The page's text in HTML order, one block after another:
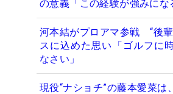
の意義「この経験が強みにな
河本結がプロアマ参戦 “後
スに込めた思い「ゴルフに
なさい」
現役“ナショチ”の藤本愛菜は